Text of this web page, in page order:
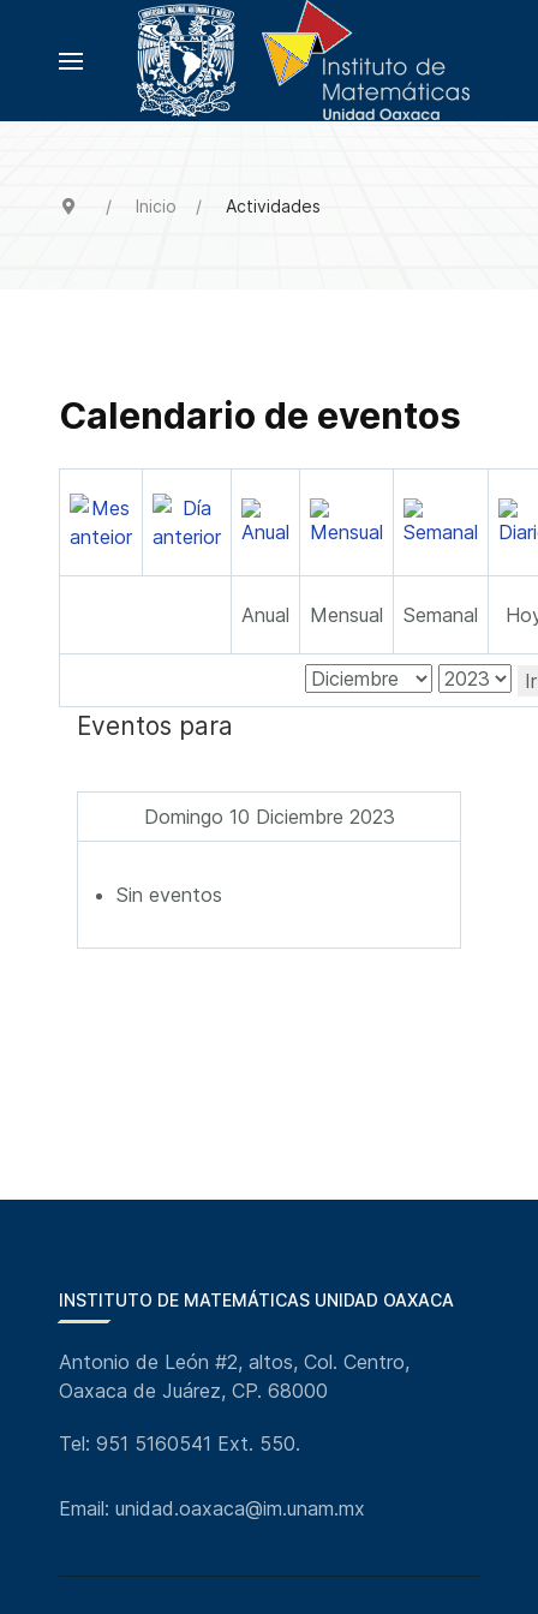
Inicio Actividades
Calendario de eventos
Anual Mensual Semanal
Eventos para
Domingo 10 Diciembre 2023
Sin eventos
INSTITUTO DE MATEMÁTICAS UNIDAD OAXACA
Antonio de León #2, altos, Col. Centro,
Oaxaca de Juárez, CP. 68000
Tel: 951 5160541 Ext. 550.
Email: unidad.oaxaca@im.unam.mx